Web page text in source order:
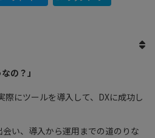
の？」
際にツールを導入して、DXに成功し
い、導入から運用までの道のりな